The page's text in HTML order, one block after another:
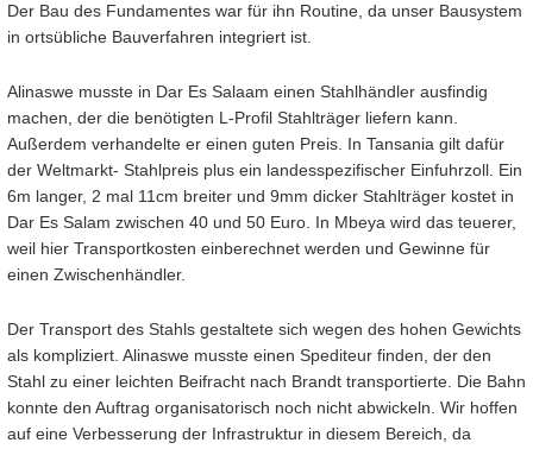
Der Bau des Fundamentes war für ihn Routine, da unser Bausystem
in ortsübliche Bauverfahren integriert ist.
Alinaswe musste in Dar Es Salaam einen Stahlhändler ausfindig
machen, der die benötigten L-Profil Stahlträger liefern kann.
Außerdem verhandelte er einen guten Preis. In Tansania gilt dafür
der Weltmarkt- Stahlpreis plus ein landesspezifischer Einfuhrzoll. Ein
6m langer, 2 mal 11cm breiter und 9mm dicker Stahlträger kostet in
Dar Es Salam zwischen 40 und 50 Euro. In Mbeya wird das teuerer,
weil hier Transportkosten einberechnet werden und Gewinne für
einen Zwischenhändler.
Der Transport des Stahls gestaltete sich wegen des hohen Gewichts
als kompliziert. Alinaswe musste einen Spediteur finden, der den
Stahl zu einer leichten Beifracht nach Brandt transportierte. Die Bahn
konnte den Auftrag organisatorisch noch nicht abwickeln. Wir hoffen
auf eine Verbesserung der Infrastruktur in diesem Bereich, da